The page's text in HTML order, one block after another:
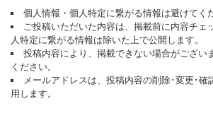
個人情報・個人特定に繋がる情報は避けてく
ご投稿いただいた内容は、掲載前に内容チェ
人特定に繋がる情報は除いた上で公開します。
投稿内容により、掲載できない場合がござい
ください。
メールアドレスは、投稿内容の削除･変更･確
用します。